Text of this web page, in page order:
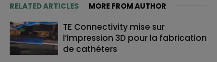
RELATED ARTICLES MORE FROM AUTHOR
TE Connectivity mise sur
l’impression 3D pour la fabrication
de cathéters